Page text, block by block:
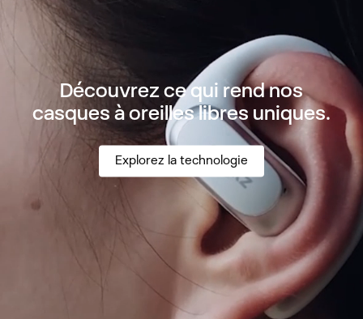
Découvrez ce qui rend nos
casques à oreilles libres uniques.
Explorez la technologie